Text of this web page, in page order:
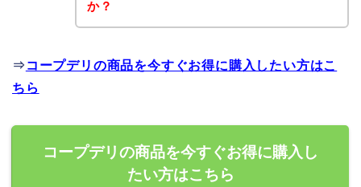
か？
⇒ コープデリの商品を今すぐお得に購入したい方はこ
ちら
コープデリの商品を今すぐお得に購入し
たい方はこちら